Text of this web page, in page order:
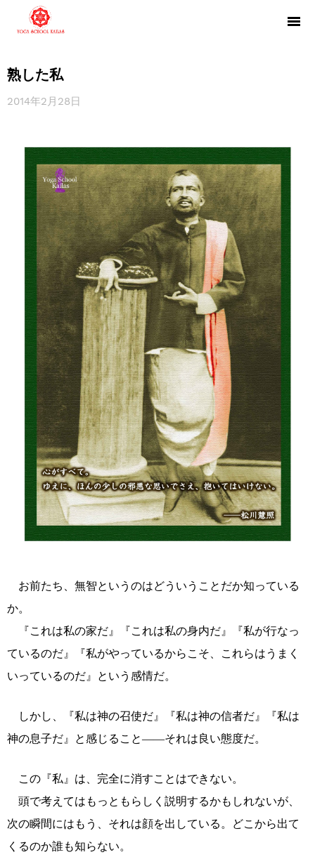
熟した私
2014年2月28日
お前たち、無智というのはどういうことだか知っている
か。
『これは私の家だ』『これは私の身内だ』『私が行なっ
ているのだ』『私がやっているからこそ、これらはうまく
いっているのだ』という感情だ。
しかし、『私は神の召使だ』『私は神の信者だ』『私は
神の息子だ』と感じること――それは良い態度だ。
この『私』は、完全に消すことはできない。
頭で考えてはもっともらしく説明するかもしれないが、
次の瞬間にはもう、それは顔を出している。どこから出て
くるのか誰も知らない。